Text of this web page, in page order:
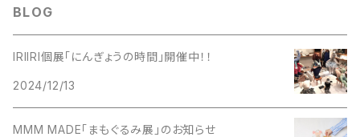
BLOG
IRIIRI個展「にんぎょうの時間」開催中！！
2024/12/13
MMM MADE「まもぐるみ展」のお知らせ